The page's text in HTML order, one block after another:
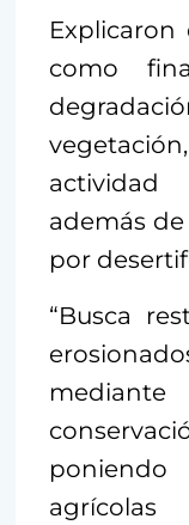
como
además
por
“Busca